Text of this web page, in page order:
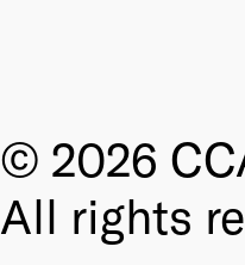
© 2026
All rights